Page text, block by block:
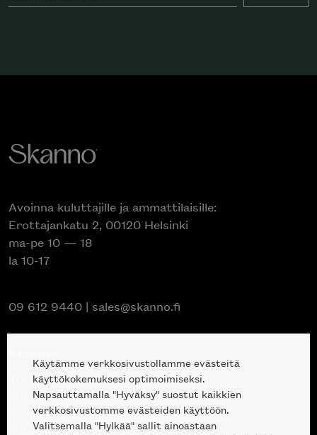
Avoinna kuluttajille ja ammattilaisille:
Erottajankatu 2, 00120 Helsinki
ma-pe 10 — 18
la 10-17
09 612 9440 | sales@skanno.fi
Tuotteet
Suunnittelupalvelu
Projektimyynti
Liike Helsingin keskustassa
Käytämme verkkosivustollamme evästeitä
käyttökokemuksesi optimoimiseksi.
Napsauttamalla "Hyväksy" suostut kaikkien
verkkosivustomme evästeiden käyttöön.
Valitsemalla "Hylkää" sallit ainoastaan